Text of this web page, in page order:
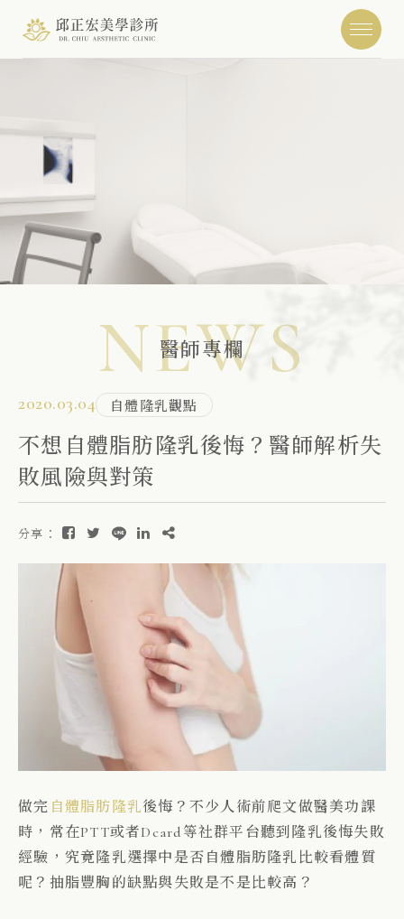
NEWS
醫師專欄
2020.03.04 自體隆乳觀點
不想自體脂肪隆乳後悔？醫師解析失
敗風險與對策
分享：
做完 自體脂肪隆乳後悔？不少人術前爬文做醫美功課
時，常在PTT或者Dcard等社群平台聽到隆乳後悔失敗
經驗，究竟隆乳選擇中是否自體脂肪隆乳比較看體質
呢？抽脂豐胸的缺點與失敗是不是比較高？